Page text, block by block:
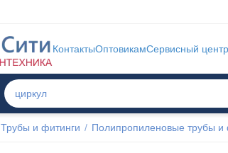
КонтактыОптовикамСервисный центр
Трубы и фитинги / Полипропиленовые трубы и